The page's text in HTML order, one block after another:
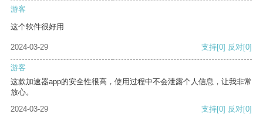
游客
这个软件很好用
2024-03-29 支持[0] 反对[0]
游客
这款加速器app的安全性很高，使用过程中不会泄露个人信息，让我非常
放心。
2024-03-29
支持[0] 反对[0]